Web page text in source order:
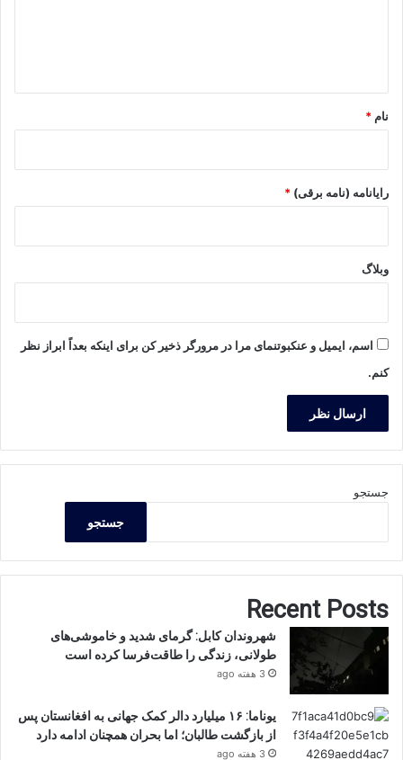
نام *
رایانامه (نامه برقی) *
وبلاگ
اسم، ایمیل و عنکبوتنمای مرا در مرورگر ذخیر کن برای اینکه بعداً ابراز نظر
کنم.
جستجو
جستجو
Recent Posts
شهروندان کابل: گرمای شدید و خاموشی‌های
طولانی، زندگی را طاقت‌فرسا کرده است
3 هفته ago
یوناما: ۱۶ میلیارد دالر کمک جهانی به افغانستان پس
از بازگشت طالبان؛ اما بحران همچنان ادامه دارد
3 هفته ago